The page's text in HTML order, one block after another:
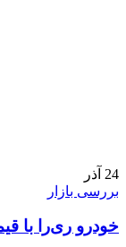
24 آذر
بررسی بازار
خودرو ری‌را با